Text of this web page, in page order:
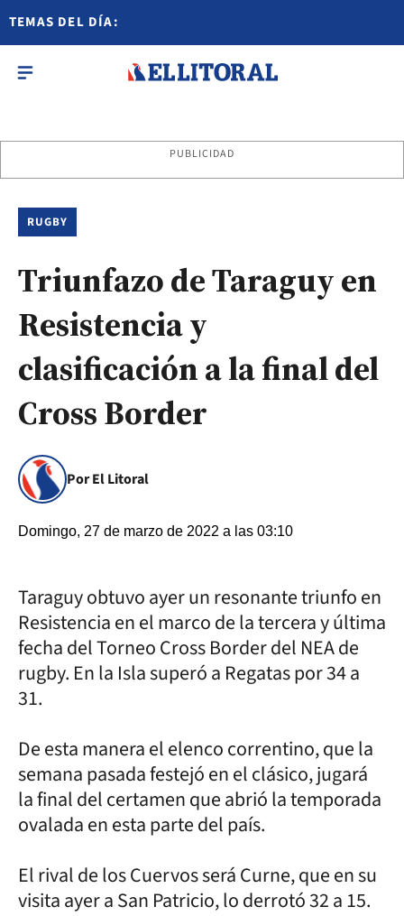
TEMAS DEL DÍA:
PUBLICIDAD
RUGBY
Triunfazo de Taraguy en
Resistencia y
clasificación a la final del
Cross Border
Por El Litoral
Domingo, 27 de marzo de 2022 a las 03:10
Taraguy obtuvo ayer un resonante triunfo en
Resistencia en el marco de la tercera y última
fecha del Torneo Cross Border del NEA de
rugby. En la Isla superó a Regatas por 34 a
31.
De esta manera el elenco correntino, que la
semana pasada festejó en el clásico, jugará
la final del certamen que abrió la temporada
ovalada en esta parte del país.
El rival de los Cuervos será Curne, que en su
visita ayer a San Patricio, lo derrotó 32 a 15.